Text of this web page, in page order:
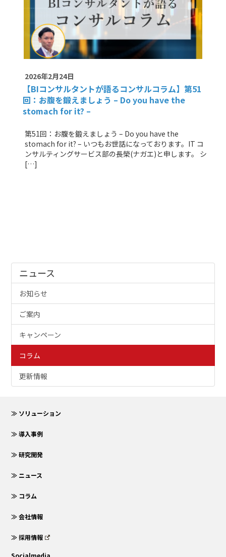
2026年2月24日
【BIコンサルタントが語るコンサルコラム】 第51
回：お腹を鍛えましょう – Do you have the
stomach for it? –
第51回：お腹を鍛えましょう – Do you have the
stomach for it? – いつもお世話になっております。IT コ
ンサルティングサービス部の長榮(ナガエ)と申します。 シ
[…]
ニュース
お知らせ
ご案内
キャンペーン
コラム
更新情報
≫ ソリューション
≫ 導入事例
≫ 研究開発
≫ ニュース
≫ コラム
≫ 会社情報
≫ 採用情報
Socialmedia